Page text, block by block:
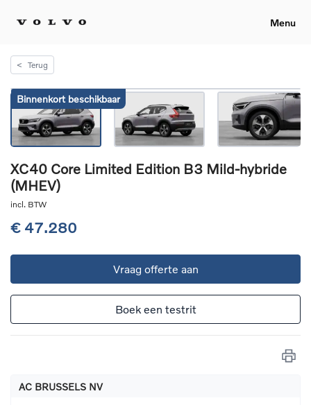
Menu
< Terug
Binnenkort beschikbaar
XC40 Core Limited Edition B3 Mild-hybride
(MHEV)
incl. BTW
€ 47.280
Vraag offerte aan
Boek een testrit
AC BRUSSELS NV